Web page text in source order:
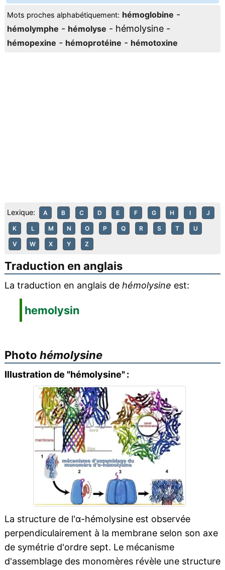
Mots proches alphabétiquement: hémoglobine -
hémolymphe - hémolyse - hémolysine -
hémopexine - hémoprotéine - hémotoxine
Lexique: A B C D E F G H I J
K L M N O P Q R S T U
V W X Y Z
Traduction en anglais
La traduction en anglais de hémolysine est:
hemolysin
Photo hémolysine
Illustration de "hémolysine" :
La structure de l'α-hémolysine est observée
perpendiculairement à la membrane selon son axe
de symétrie d'ordre sept. Le mécanisme
d'assemblage des monomères révèle une structure